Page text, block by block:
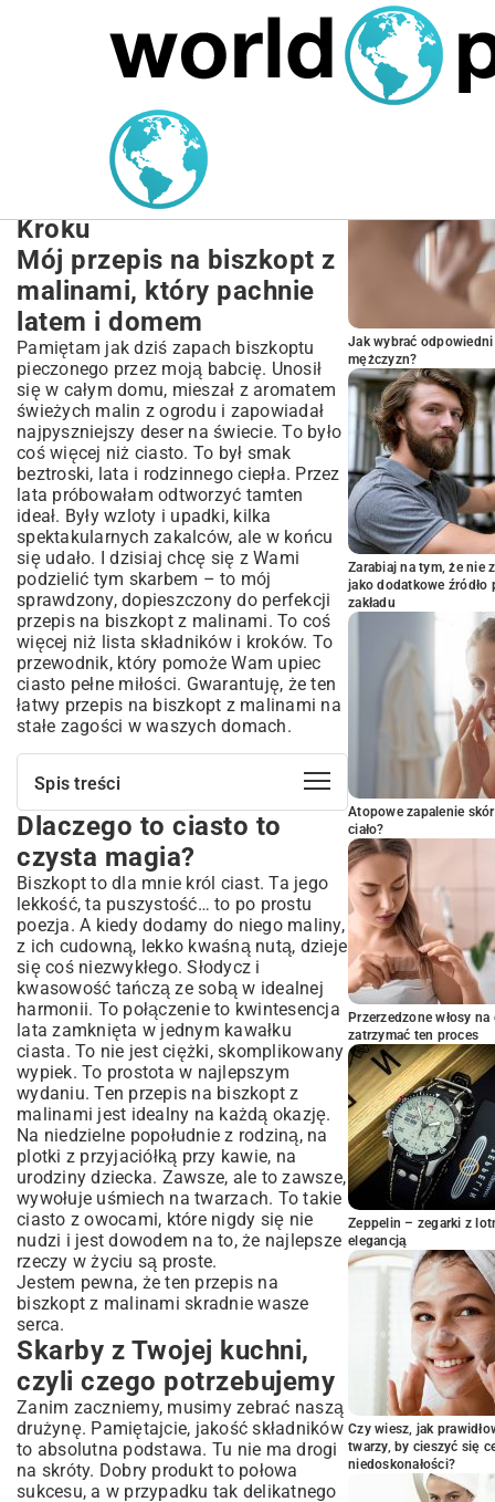
MARIUSZ ŁAMAGA 27.09.2025
Przepis na Biszkopt z
Malinami: Puszysty,
Domowy Deser Krok po
Kroku
Mój przepis na biszkopt z
malinami, który pachnie
latem i domem
Pamiętam jak dziś zapach biszkoptu
pieczonego przez moją babcię. Unosił
się w całym domu, mieszał z aromatem
świeżych malin z ogrodu i zapowiadał
najpyszniejszy deser na świecie. To było
coś więcej niż ciasto. To był smak
beztroski, lata i rodzinnego ciepła. Przez
lata próbowałam odtworzyć tamten
ideał. Były wzloty i upadki, kilka
spektakularnych zakalców, ale w końcu
się udało. I dzisiaj chcę się z Wami
podzielić tym skarbem – to mój
sprawdzony, dopieszczony do perfekcji
przepis na biszkopt z malinami. To coś
więcej niż lista składników i kroków. To
przewodnik, który pomoże Wam upiec
ciasto pełne miłości. Gwarantuję, że ten
łatwy przepis na biszkopt z malinami na
stałe zagości w waszych domach.
Spis treści
Dlaczego to ciasto to czysta magia?
Skarby z Twojej kuchni, czyli czego
potrzebujemy
Składniki na biszkopt, który zawsze
wychodzi:
Serce ciasta, czyli maliny:
Kremowa chmurka (opcjonalnie, ale
warto!):
Zaczynamy zabawę! Jak zrobić biszkopt
z malinami krok po kroku
Krok 1: Pieczemy biszkoptową chmurkę
Krok 2: Przygotowanie malinowego skarbu
Krok 3: Ubijamy krem
Krok 4: Składamy wszystko w całość
Kiedy chcesz zaszaleć – moje wariacje
na temat ciasta
Ratunku, coś poszło nie tak! Moje
sposoby na cukiernicze dramy
Co zrobić, żeby biszkopt nie opadł (i nie
było zakalca)?
Jak przechowywać to cudo?
A co z Thermomixem?
Po prostu upiecz i ciesz się smakiem
Dlaczego to ciasto to
czysta magia?
Biszkopt to dla mnie król ciast. Ta jego
lekkość, ta puszystość… to po prostu
poezja. A kiedy dodamy do niego maliny,
z ich cudowną, lekko kwaśną nutą, dzieje
się coś niezwykłego. Słodycz i
kwasowość tańczą ze sobą w idealnej
harmonii. To połączenie to kwintesencja
lata zamknięta w jednym kawałku
ciasta. To nie jest ciężki, skomplikowany
wypiek. To prostota w najlepszym
wydaniu. Ten przepis na biszkopt z
malinami jest idealny na każdą okazję.
Na niedzielne popołudnie z rodziną, na
plotki z przyjaciółką przy kawie, na
urodziny dziecka. Zawsze, ale to zawsze,
wywołuje uśmiech na twarzach. To takie
ciasto z owocami, które nigdy się nie
nudzi i jest dowodem na to, że najlepsze
rzeczy w życiu są proste.
Jestem pewna, że ten przepis na
biszkopt z malinami skradnie wasze
serca.
Skarby z Twojej kuchni,
czyli czego potrzebujemy
Zanim zaczniemy, musimy zebrać naszą
drużynę. Pamiętajcie, jakość składników
to absolutna podstawa. Tu nie ma drogi
na skróty. Dobry produkt to połowa
sukcesu, a w przypadku tak delikatnego
Jak wybrać
mężczyzn?
Zarabiaj na tym, że nie
jako dodatkowe
zakładu
Atopowe zapalenie
ciało?
Przerzedzone włosy
zatrzymać ten proces
Zeppelin – zegarki z
elegancją
Czy wiesz, jak
twarzy, by cieszyć się
niedoskonałości?